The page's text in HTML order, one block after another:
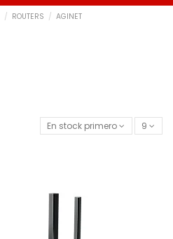
ROUTERS AGINET
En stock primero 9